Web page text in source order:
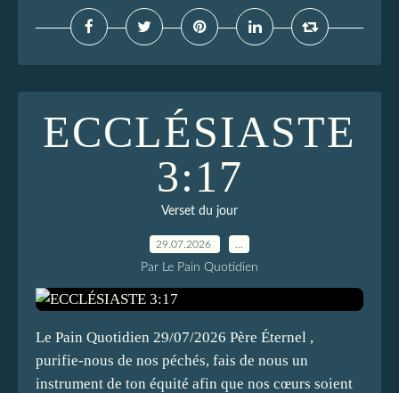
ECCLÉSIASTE
3:17
Verset du jour
29.07.2026
Par Le Pain Quotidien
Le Pain Quotidien 29/07/2026 Père Éternel ,
purifie-nous de nos péchés, fais de nous un
instrument de ton équité afin que nos cœurs soient